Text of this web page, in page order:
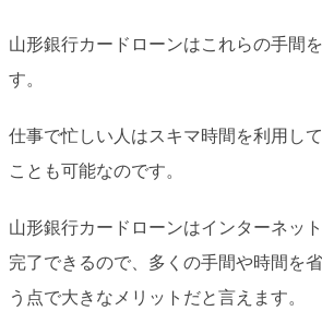
山形銀行カードローンはこれらの手間
す。
仕事で忙しい人はスキマ時間を利用し
ことも可能なのです。
山形銀行カードローンはインターネッ
完了できるので、多くの手間や時間を
う点で大きなメリットだと言えます。